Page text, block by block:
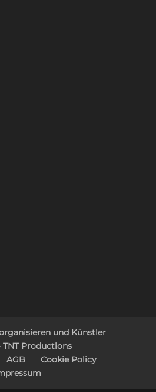
und Künstler
TNT Productions
AGB
Cookie Policy